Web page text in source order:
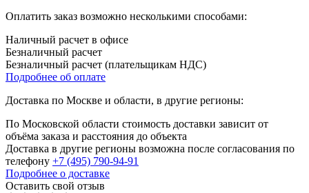
Оплатить заказ возможно несколькими способами:
Наличный расчет в офисе
Безналичный расчет
Безналичный расчет (плательщикам НДС)
Подробнее об оплате
Доставка по Москве и области, в другие регионы:
По Московской области стоимость доставки зависит от
объёма заказа и расстояния до объекта
Доставка в другие регионы возможна после согласования по
телефону +7 (495) 790-94-91
Подробнее о доставке
Оставить свой отзыв